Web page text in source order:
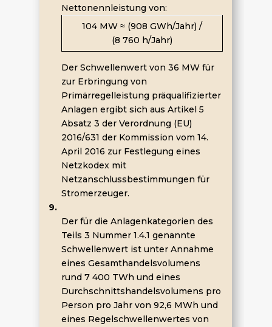
Nettonennleistung von:
104 MW ≈ (908 GWh/Jahr) /
(8 760 h/Jahr)
Der Schwellenwert von 36 MW für
zur Erbringung von
Primärregelleistung präqualifizierter
Anlagen ergibt sich aus Artikel 5
Absatz 3 der Verordnung (EU)
2016/631 der Kommission vom 14.
April 2016 zur Festlegung eines
Netzkodex mit
Netzanschlussbestimmungen für
Stromerzeuger.
9.
Der für die Anlagenkategorien des
Teils 3 Nummer 1.4.1 genannte
Schwellenwert ist unter Annahme
eines Gesamthandelsvolumens
rund 7 400 TWh und eines
Durchschnittshandelsvolumens pro
Person pro Jahr von 92,6 MWh und
eines Regelschwellenwertes von